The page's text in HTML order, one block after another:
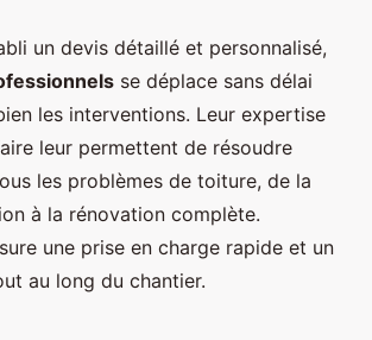
un devis détaillé et personnalisé,
se déplace sans délai
les interventions. Leur expertise
leur permettent de résoudre
les problèmes de toiture, de la
à la rénovation complète.
une prise en charge rapide et un
au long du chantier.